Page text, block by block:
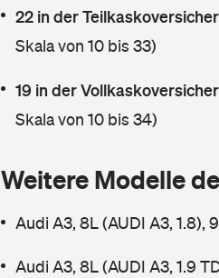
22 in der
Skala von 10 bis 33)
19 in der
Skala von 10 bis 34)
Weitere Modelle
Audi A3, 8L (AUDI A3, 1.8),
Audi A3, 8L (AUDI A3, 1.9